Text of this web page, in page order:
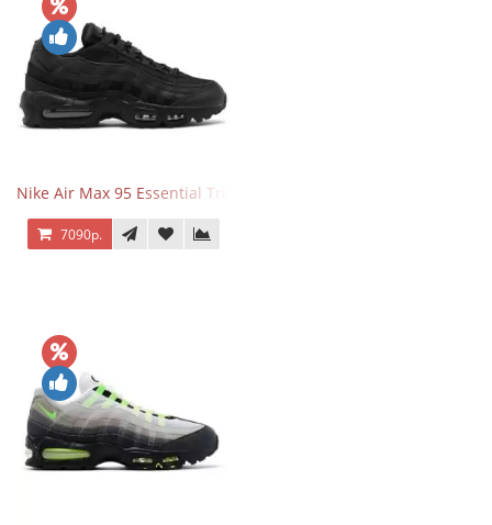
Nike Air Max 95 Essential Triple Black
7090р.